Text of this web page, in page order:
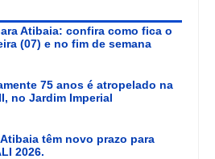
Atibaia: confira como fica o
(07) e no fim de semana
75 anos é atropelado na
no Jardim Imperial
têm novo prazo para
2026.